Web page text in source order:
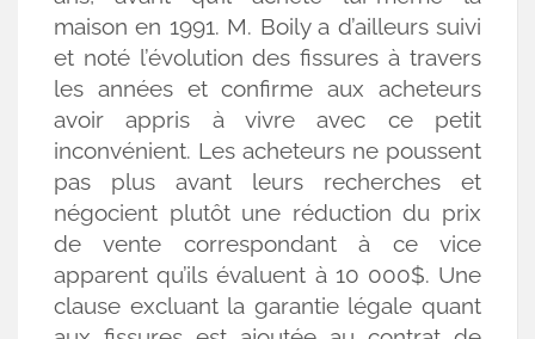
maison en 1991. M. Boily a d’ailleurs suivi
et noté l’évolution des fissures à travers
les années et confirme aux acheteurs
avoir appris à vivre avec ce petit
inconvénient. Les acheteurs ne poussent
pas plus avant leurs recherches et
négocient plutôt une réduction du prix
de vente correspondant à ce vice
apparent qu’ils évaluent à 10 000$. Une
clause excluant la garantie légale quant